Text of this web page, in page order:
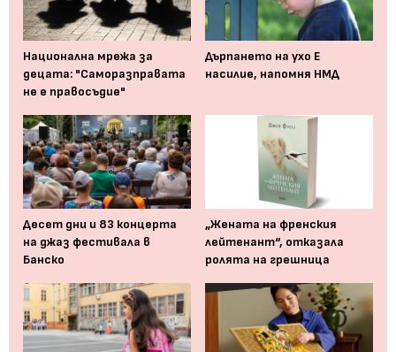
Национална мрежа за
децата: "Саморазправата
не е правосъдие"
Дърпането на ухо Е
насилие, напомня НМД
Десет дни и 83 концерта
на джаз фестивала в
Банско
„Жената на френския
лейтенант“, отказала
ролята на грешница